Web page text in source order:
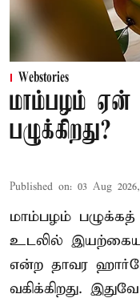
Webstories
மாம்பழம் ஏன்
பழுக்கிறது?
Published on: 03 Aug
மாம்பழம்
உடலில்
என்ற தாவர
வகிக்கிறது.